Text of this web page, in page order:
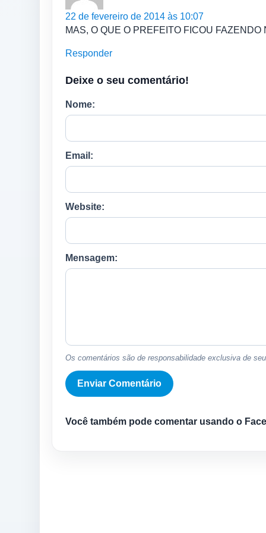
22 de fevereiro de 2014 às 10:07
MAS, O QUE O PREFEITO FICOU FAZENDO
Responder
Deixe o seu comentário!
Nome:
Email:
Website:
Mensagem:
Os comentários são de responsabilidade exclusiva de
Você também pode comentar usando o